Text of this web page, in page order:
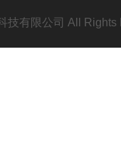
技有限公司 All